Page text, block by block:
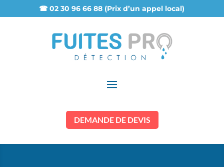
☎ 02 30 96 66 88 (Prix d’un appel local)
DEMANDE DE DEVIS